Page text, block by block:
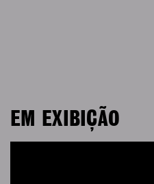
EM EXIBIÇÃO